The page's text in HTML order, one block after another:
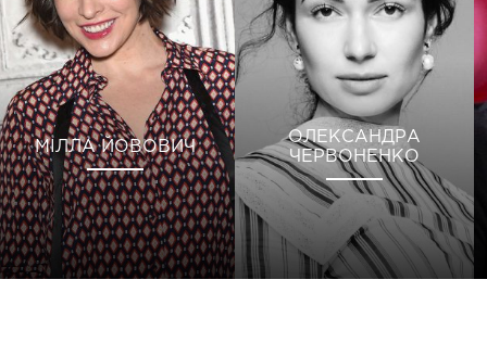
МІЛЛА ЙОВОВИЧ
ОЛЕКСАНДРА
ЧЕРВОНЕНКО